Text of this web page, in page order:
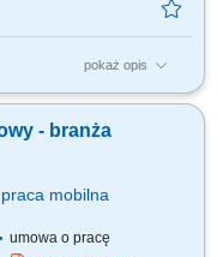
pokaż opis
z Kierownikiem Budowy.
kontrola
- branża
praca mobilna
umowa o pracę